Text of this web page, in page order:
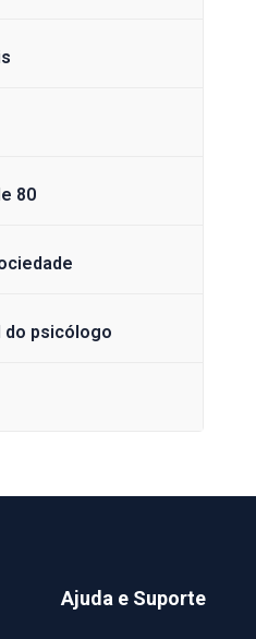
80
do psicólogo
Ajuda e Suporte